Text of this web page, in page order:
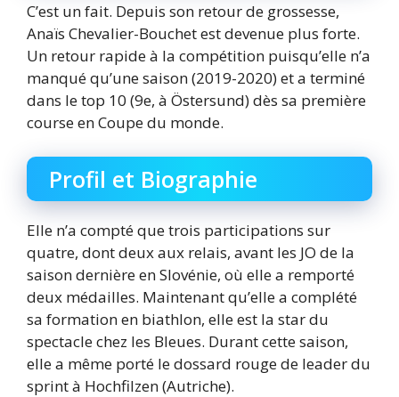
C’est un fait. Depuis son retour de grossesse,
Anaïs Chevalier-Bouchet est devenue plus forte.
Un retour rapide à la compétition puisqu’elle n’a
manqué qu’une saison (2019-2020) et a terminé
dans le top 10 (9e, à Östersund) dès sa première
course en Coupe du monde.
Profil et Biographie
Elle n’a compté que trois participations sur
quatre, dont deux aux relais, avant les JO de la
saison dernière en Slovénie, où elle a remporté
deux médailles. Maintenant qu’elle a complété
sa formation en biathlon, elle est la star du
spectacle chez les Bleues. Durant cette saison,
elle a même porté le dossard rouge de leader du
sprint à Hochfilzen (Autriche).